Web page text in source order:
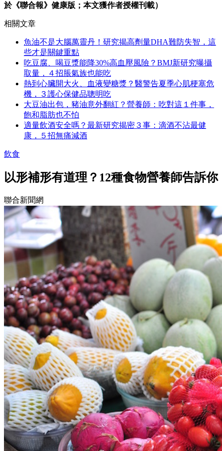
於《聯合報》健康版；本文獲作者授權刊載）
相關文章
魚油不是大腦萬靈丹！研究揭高劑量DHA難防失智，這
些才是關鍵重點
吃豆腐、喝豆漿能降30%高血壓風險？BMJ新研究曝攝
取量，４招脹氣族也能吃
熱到心臟開大火、血液變糖漿？醫警告夏季心肌梗塞危
機，３護心保健品聰明吃
大豆油出包，豬油意外翻紅？營養師：吃對這１件事，
飽和脂肪也不怕
適量飲酒安全嗎？最新研究揭密３事：滴酒不沾最健
康，５招無痛減酒
飲食
以形補形有道理？12種食物營養師告訴你
聯合新聞網